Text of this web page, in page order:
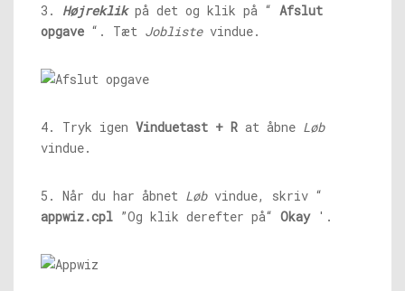
3. Højreklik på det og klik på “ Afslut
opgave “. Tæt Joblistevindue.
4. Tryk igen Vinduetast + R at åbne Løb
vindue.
5. Når du har åbnet Løbvindue, skriv “
appwiz.cpl ”Og klik derefter på“ Okay'.